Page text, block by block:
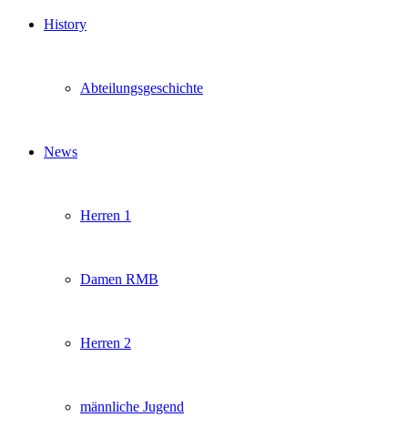
History
Abteilungsgeschichte
News
Herren 1
Damen RMB
Herren 2
männliche Jugend